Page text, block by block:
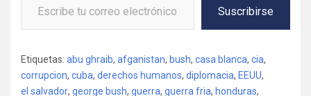
Suscribirse
Etiquetas: abu ghraib, afganistan, bush, casa blanca, cia,
corrupcion, cuba, derechos humanos, diplomacia, EEUU,
el salvador, george bush, guerra, guerra fria, honduras,